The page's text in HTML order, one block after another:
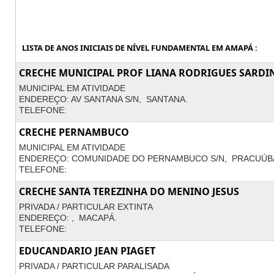
LISTA DE ANOS INICIAIS DE NÍVEL FUNDAMENTAL EM AMAPÁ :
CRECHE MUNICIPAL PROF LIANA RODRIGUES
MUNICIPAL EM ATIVIDADE
ENDEREÇO: AV SANTANA S/N, SANTANA.
TELEFONE:
CRECHE PERNAMBUCO
MUNICIPAL EM ATIVIDADE
ENDEREÇO: COMUNIDADE DO PERNAMBUCO S/N,
TELEFONE:
CRECHE SANTA TEREZINHA DO MENINO JESUS
PRIVADA / PARTICULAR EXTINTA
ENDEREÇO: , MACAPÁ.
TELEFONE:
EDUCANDARIO JEAN PIAGET
PRIVADA / PARTICULAR PARALISADA